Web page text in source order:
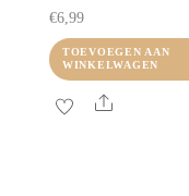
€6,99
TOEVOEGEN AAN
WINKELWAGEN
Share